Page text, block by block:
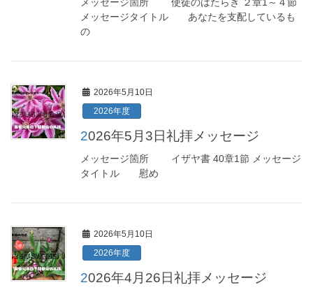
メッセージタイトル あなたを支配しているも
の
2026年5月10日
2026年度
2026年5月3日礼拝メッセージ
メッセージ箇所 イザヤ書 40章1節 メッセージ
タイトル 慰め
2026年5月10日
2026年度
2026年4月26日礼拝メッセージ